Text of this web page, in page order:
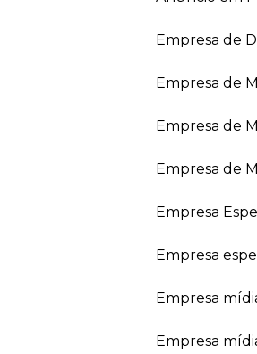
Empresa de
Empresa de
Empresa de
Empresa de
Empresa
Empresa
Empresa
Empresa